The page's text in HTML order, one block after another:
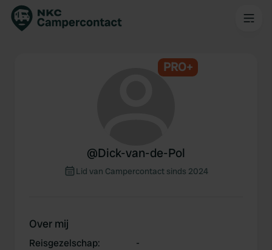
PRO+
@Dick-van-de-Pol
Lid van Campercontact sinds 2024
Over mij
Reisgezelschap:
-